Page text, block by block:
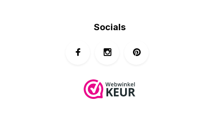
Socials